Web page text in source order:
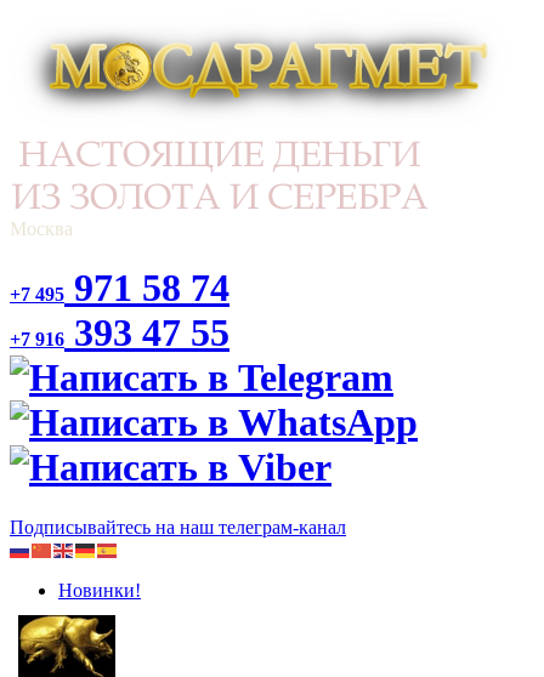
Москва
+7 495 971 58 74
+7 916 393 47 55
Подписывайтесь на наш телеграм-канал
Новинки!